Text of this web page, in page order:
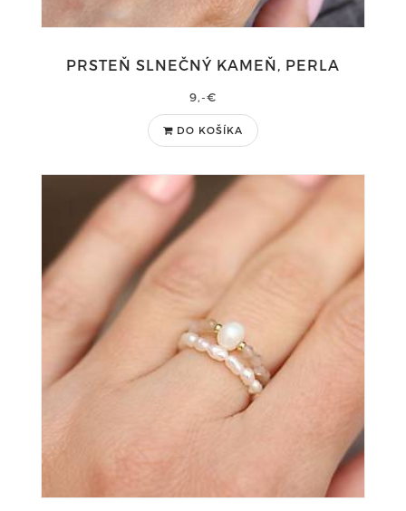
PRSTEŇ SLNEČNÝ KAMEŇ, PERLA
9,-€
DO KOŠÍKA